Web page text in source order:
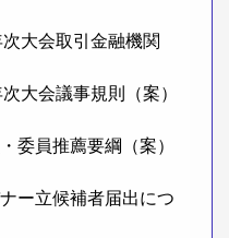
大会取引金融機関
大会議事規則（案）
委員推薦要綱（案）
ー立候補者届出につ